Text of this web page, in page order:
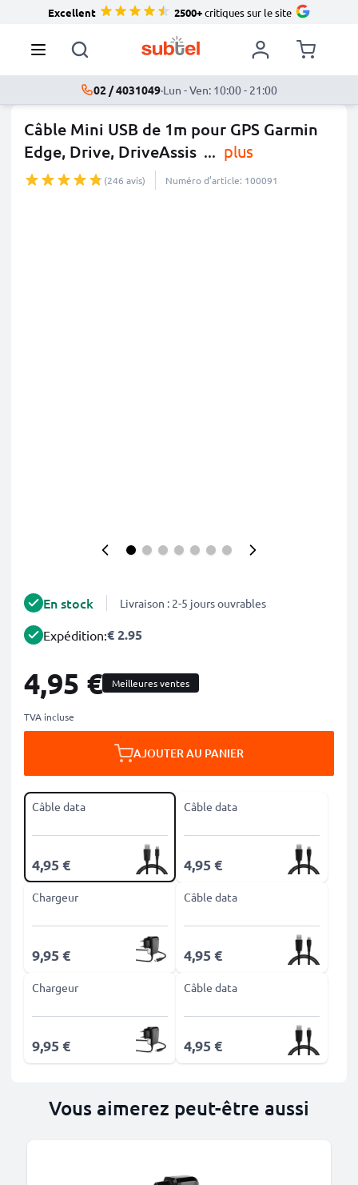
Excellent 2500+critiques sur le site
02 / 4031049·Lun - Ven: 10:00 - 21:00
Câble Mini USB de 1m pour GPS Garmin
Edge, Drive, DriveAssis ... plus
(246 avis) Numéro d’article: 100091
En stock Livraison : 2-5 jours ouvrables
Expédition:€ 2.95
4,95 € Meilleures ventes
TVA incluse
AJOUTER AU PANIER
Câble data
4,95 €
Câble data
4,95 €
Chargeur
9,95 €
Câble data
4,95 €
Chargeur
9,95 €
Câble data
4,95 €
Vous aimerez peut-être aussi